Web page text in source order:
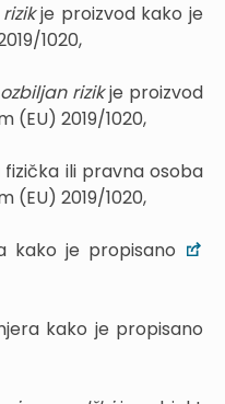
je proizvod kako je
1020,
rizikje proizvod
(EU) 2019/1020,
fizička ili pravna osoba
(EU) 2019/1020,
kako je propisano
kako je propisano